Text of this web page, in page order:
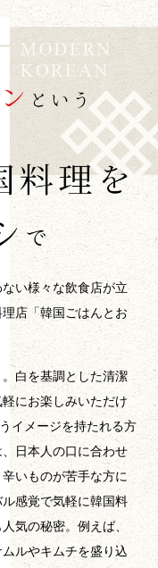
い様々な飲食店が立
店「韓国ごはんとお
白を基調とした清潔
にお楽しみいただけ
イメージを持たれる方
日本人の口に合わせ
いものが苦手な方に
感覚で気軽に韓国料
気の秘密。例えば、
ルやキムチを盛り込